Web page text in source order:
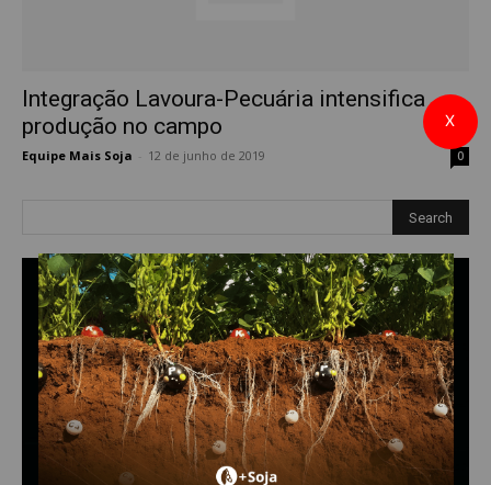
Integração Lavoura-Pecuária intensifica
produção no campo
Equipe Mais Soja 12 de junho de 2019 0
X